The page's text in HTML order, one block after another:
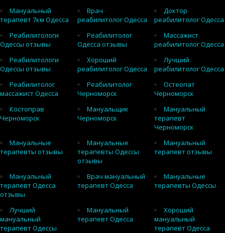
Мануальный
терапевт 7км Одесса
Врач
реабилитолог Одесса
Доктор
реабилитолог Одесса
Реабилитологи
Одессы отзывы
Реабилитолог
Одесса отзывы
Массажист
реабилитолог Одесса
Реабилитологи
Одессы отзывы
Хороший
реабилитолог Одесса
Лучший
реабилитолог Одесса
Реабилитолог
массажист Одесса
Реабилитолог
Черноморск
Остеопат
Черноморск
Костоправ
Черноморск
Мануальщик
Черноморск
Мануальный
терапевт
Черноморск
Мануальные
терапевты отзывы
Мануальные
терапевты Одессы
отзывы
Мануальный
терапевт отзывы
Мануальный
терапевт Одесса
отзывы
Врач мануальный
терапевт Одесса
Мануальные
терапевты Одессы
Лучший
мануальный
терапевт Одессы
Мануальный
терапевт Одесса
Хороший
мануальный
терапевт Одесса